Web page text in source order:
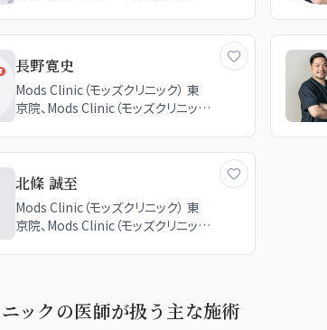
長野寛史
Mods Clinic（モッズクリニック） 東
京院、Mods Clinic（モッズクリニッ
北條 誠至
Mods Clinic（モッズクリニック） 東
京院、Mods Clinic（モッズクリニッ
ックの医師が扱う主な施術